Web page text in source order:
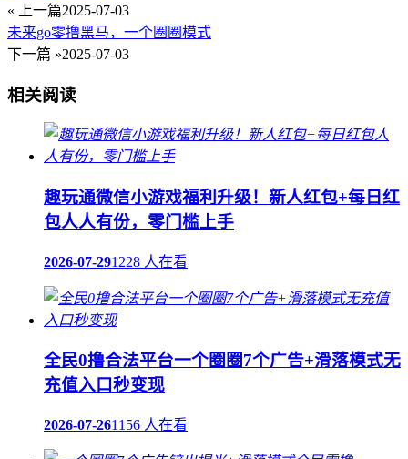
« 上一篇2025-07-03
未来go零撸黑马，一个圈圈模式
下一篇 »2025-07-03
相关阅读
趣玩通微信小游戏福利升级！新人红包+每日红
包人人有份，零门槛上手
2026-07-291228 人在看
全民0撸合法平台一个圈圈7个广告+滑落模式无
充值入口秒变现
2026-07-261156 人在看